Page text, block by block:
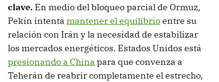
clave. En medio del bloqueo parcial de Ormuz,
Pekín intenta mantener el equilibrioentre su
relación con Irán y la necesidad de estabilizar
los mercados energéticos. Estados Unidos está
presionando a China para que convenza a
Teherán de reabrir completamente el estrecho,